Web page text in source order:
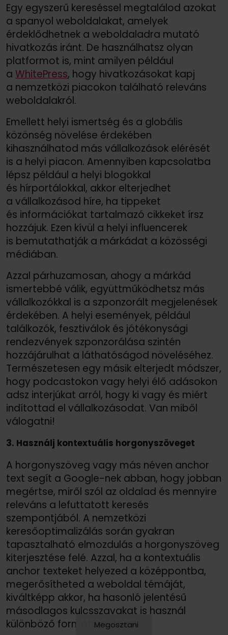
Egy egyszerű kereséssel megtalálod azokat
a spanyol weboldalakat, amelyek
érdeklődhetnek a weboldaladra mutató
hivatkozás iránt. De használhatsz olyan
platformot is, mint amilyen például
a WhitePress, hogy hivatkozásokat kapj
a nemzetközi piacokon található releváns
weboldalakról.
Emellett helyi ismertség és a globális
közönség növelése érdekében
kihasználhatod más vállalkozások elérését
is a helyi piacon. Amennyiben kapcsolatba
lépsz például a helyi blogokkal
és hírportálokkal, akkor elterjedhet
a vállalkozásod híre, ha tippeket
és információkat tartalmazó cikkeket írsz
hozzájuk. Ezen kívül a helyi influencerek
is bemutathatják a márkádat a közösségi
médiában.
Azzal párhuzamosan, ahogy a márkád
ismertebbé válik, együttműködhetsz más
vállalkozókkal is a szponzorált megjelenések
érdekében. A helyi események, például
találkozók, fesztiválok és jótékonysági
rendezvények szponzorálása szintén
hozzájárulhat a láthatóságod növeléséhez.
Természetesen egy másik elterjedt módszer,
hogy podcastokon vagy helyi élő adásokon
adsz interjúkat arról, hogy ki vagy és miért
indítottad el vállalkozásodat. Van miből
válogatni!
3. Használj kontextuális horgonyszöveget
A horgonyszöveg vagy más néven anchor
text segít a Google-nek abban, hogy jobban
megértse, miről szól az oldalad és mennyire
releváns a lefuttatott keresés
szempontjából. A nemzetközi
keresőoptimalizálás során gyakran
tapasztalható elmozdulás a horgonyszöveg
kiterjesztése felé. Azzal, ha a kontextuális
anchor texteket helyezed a középpontba,
megerősítheted a weboldal témáját,
kiváltképp akkor, ha hasonló jelentésű
másodlagos kulcsszavakat is használ
különböző formátumokban.
Megosztani